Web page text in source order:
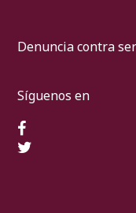
Denuncia contra
Síguenos en